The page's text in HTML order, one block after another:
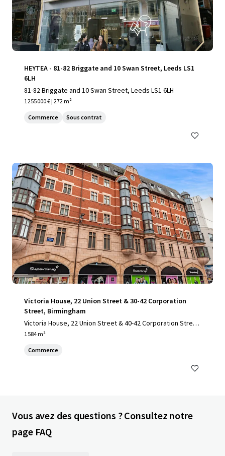
HEYTEA - 81-82 Briggate and 10 Swan Street, Leeds LS1
6LH
81-82 Briggate and 10 Swan Street, Leeds LS1 6LH
1 255 000 € | 272 m²
Commerce Sous contrat
Victoria House, 22 Union Street & 30-42 Corporation
Street, Birmingham
Victoria House, 22 Union Street & 40-42 Corporation Stree
t, Birmingham , B2 4SW
1 584 m²
Commerce
Vous avez des questions ? Consultez notre
page FAQ